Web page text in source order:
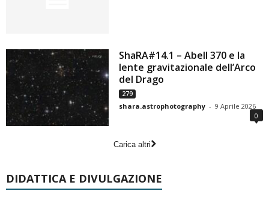
ShaRA#14.1 – Abell 370 e la
lente gravitazionale dell’Arco
del Drago
279
shara.astrophotography - 9 Aprile 2026
0
Carica altri
DIDATTICA E DIVULGAZIONE